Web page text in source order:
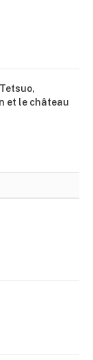
et le château